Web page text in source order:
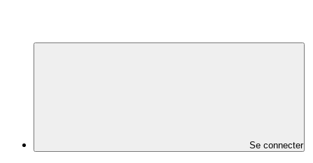
Se connecter